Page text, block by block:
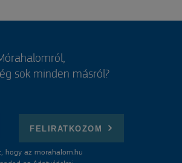
sok minden másról?
FELIRATKOZOM
hogy az morahalom.hu